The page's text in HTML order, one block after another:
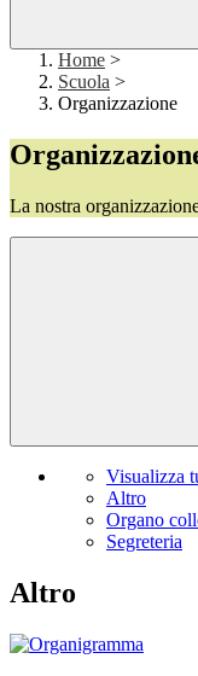
Home >
Scuola >
Organizzazione
La nostra
Visualizza
Altro
Organo
Segreteria
Altro